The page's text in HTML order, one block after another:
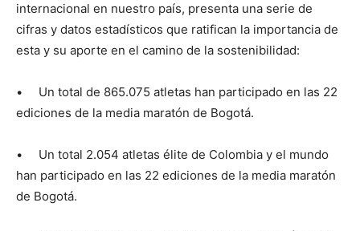
internacional en nuestro país, presenta una serie de
cifras y datos estadísticos que ratifican la importancia de
esta y su aporte en el camino de la sostenibilidad:
• Un total de 865.075 atletas han participado en las 22
ediciones de la media maratón de Bogotá.
• Un total 2.054 atletas élite de Colombia y el mundo
han participado en las 22 ediciones de la media maratón
de Bogotá.